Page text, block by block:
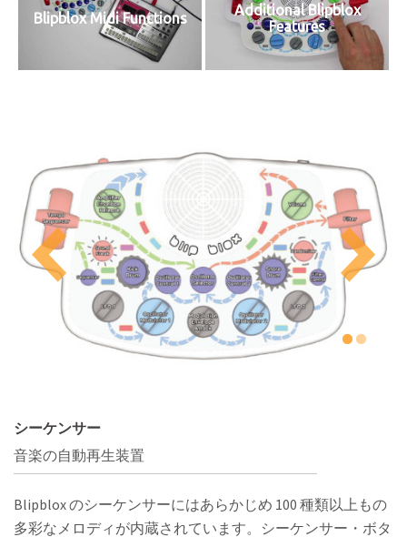
Blipblox Midi Functions
Additional Blipblox
Features
シーケンサー
音楽の自動再生装置
Blipblox のシーケンサーにはあらかじめ 100 種類以上もの
多彩なメロディが内蔵されています。シーケンサー・ボタ